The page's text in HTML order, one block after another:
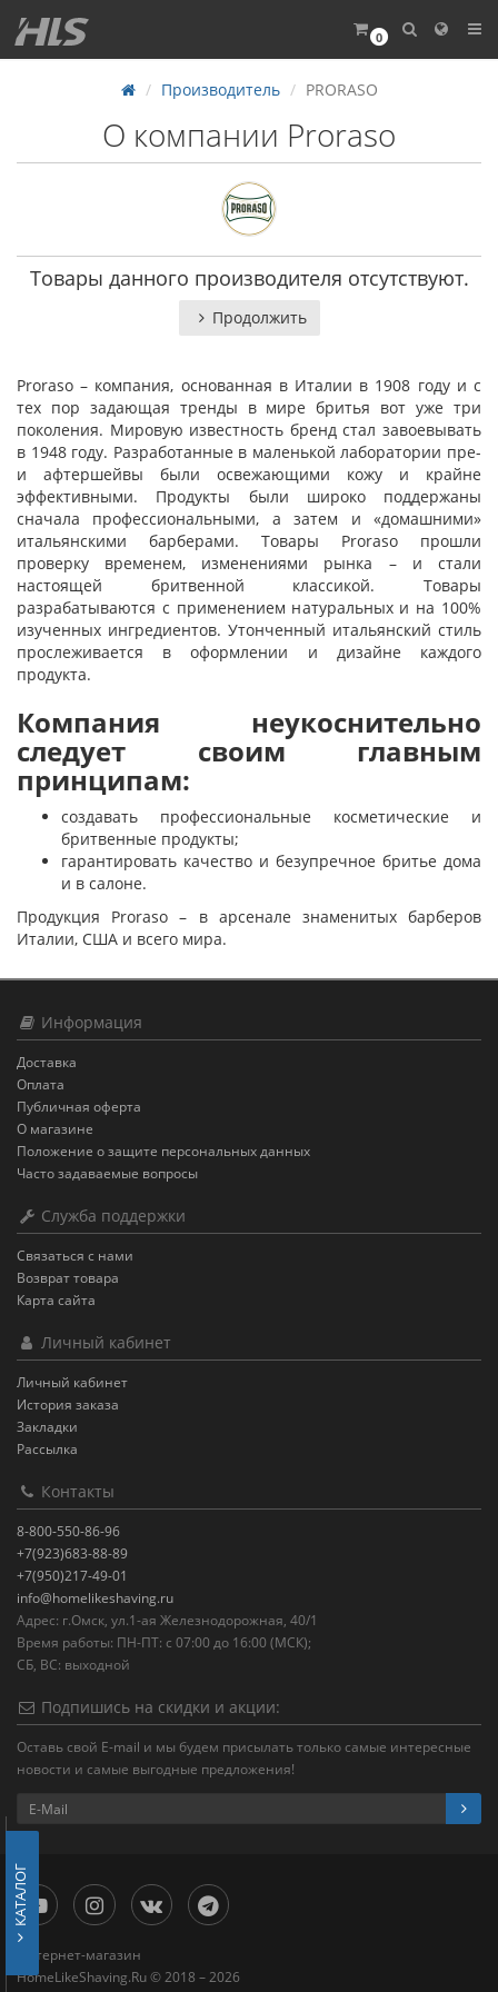
0
Производитель PRORASO
О компании Proraso
Товары данного производителя отсутствуют.
Продолжить
Proraso – компания, основанная в Италии в 1908 году и с
тех пор задающая тренды в мире бритья вот уже три
поколения. Мировую известность бренд стал завоевывать
в 1948 году. Разработанные в маленькой лаборатории пре-
и афтершейвы были освежающими кожу и крайне
эффективными. Продукты были широко поддержаны
сначала профессиональными, а затем и «домашними»
итальянскими барберами. Товары Proraso прошли
проверку временем, изменениями рынка – и стали
настоящей бритвенной классикой. Товары
разрабатываются с применением натуральных и на 100%
изученных ингредиентов. Утонченный итальянский стиль
прослеживается в оформлении и дизайне каждого
продукта.
Компания неукоснительно
следует своим главным
принципам:
создавать профессиональные косметические и
бритвенные продукты;
гарантировать качество и безупречное бритье дома
и в салоне.
Продукция Proraso – в арсенале знаменитых барберов
Италии, США и всего мира.
Информация
Доставка
Оплата
Публичная оферта
О магазине
Положение о защите персональных данных
Часто задаваемые вопросы
Служба поддержки
Связаться с нами
Возврат товара
Карта сайта
Личный кабинет
Личный кабинет
История заказа
Закладки
Рассылка
Контакты
8-800-550-86-96
+7(923)683-88-89
+7(950)217-49-01
info@homelikeshaving.ru
Адрес: г.Омск, ул.1-ая Железнодорожная, 40/1
Время работы: ПН-ПТ: с 07:00 до 16:00 (МСК);
СБ, ВС: выходной
Подпишись на скидки и акции:
Оставь свой E-mail и мы будем присылать только самые интересные
новости и самые выгодные предложения!
Интернет-магазин
HomeLikeShaving.Ru © 2018 – 2026
КАТАЛОГ